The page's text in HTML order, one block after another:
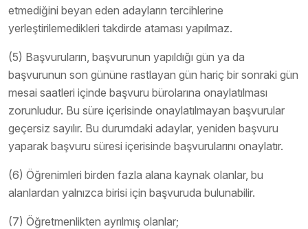
etmediğini beyan eden adayların tercihlerine
yerleştirilemedikleri takdirde ataması yapılmaz.
(5) Başvuruların, başvurunun yapıldığı gün ya da
başvurunun son gününe rastlayan gün hariç bir sonraki gün
mesai saatleri içinde başvuru bürolarına onaylatılması
zorunludur. Bu süre içerisinde onaylatılmayan başvurular
geçersiz sayılır. Bu durumdaki adaylar, yeniden başvuru
yaparak başvuru süresi içerisinde başvurularını onaylatır.
(6) Öğrenimleri birden fazla alana kaynak olanlar, bu
alanlardan yalnızca birisi için başvuruda bulunabilir.
(7) Öğretmenlikten ayrılmış olanlar;